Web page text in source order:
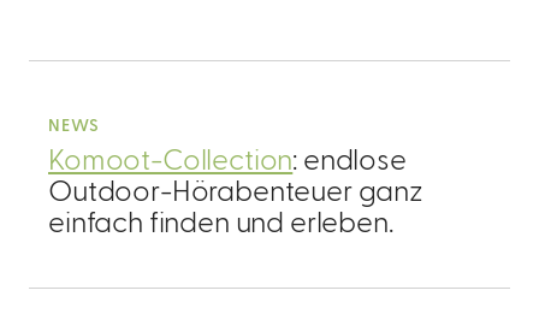
NEWS
Komoot-Collection: endlose
Outdoor-Hörabenteuer ganz
einfach finden und erleben.